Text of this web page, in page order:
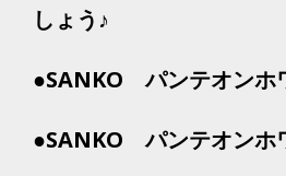
しょう♪
●SANKO パンテオンホ
●SANKO パンテオンホ